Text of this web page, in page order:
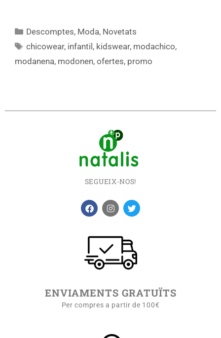
Descomptes, Moda, Novetats
chicowear, infantil, kidswear, modachico,
modanena, modonen, ofertes, promo
SEGUEIX-NOS!
ENVIAMENTS GRATUÏTS
Per compres a partir de 100€